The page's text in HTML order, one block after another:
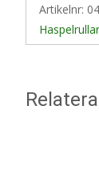
Artikelnr:
Haspelrullar